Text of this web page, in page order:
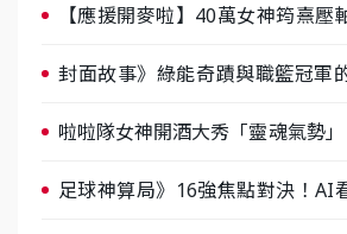
【應援開麥啦】40萬女神筠熹壓
封面故事》綠能奇蹟與職籃冠軍
啦啦隊女神開酒大秀「靈魂氣勢
足球神算局》16強焦點對決！AI